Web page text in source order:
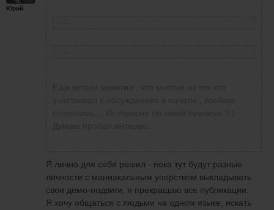
Юрий
Я лично для себя решил - пока тут будут разные
личности с маниакальным упорством выкладывать
свои демо-подвиги, я прекращаю все публикации.
Я хочу общаться с людьми на одном языке, искать